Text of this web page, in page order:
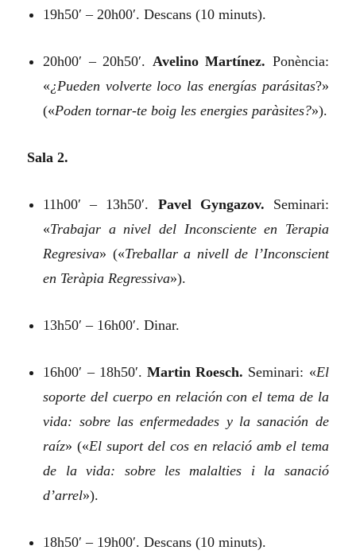
19h50′ – 20h00′. Descans (10 minuts).
20h00′ – 20h50′. Avelino Martínez. Ponència:
«¿Pueden volverte loco las energías parásitas?»
(«Poden tornar-te boig les energies paràsites?»).
Sala 2.
11h00′ – 13h50′. Pavel Gyngazov. Seminari:
«Trabajar a nivel del Inconsciente en Terapia
Regresiva» («Treballar a nivell de l’Inconscient
en Teràpia Regressiva»).
13h50′ – 16h00′. Dinar.
16h00′ – 18h50′. Martin Roesch. Seminari: «El
soporte del cuerpo en relación con el tema de la
vida: sobre las enfermedades y la sanación de
raíz» («El suport del cos en relació amb el tema
de la vida: sobre les malalties i la sanació
d’arrel»).
18h50′ – 19h00′. Descans (10 minuts).